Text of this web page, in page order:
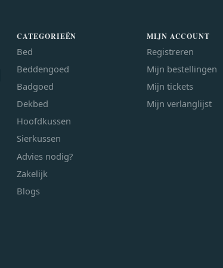
CATEGORIEËN
Bed
Beddengoed
Badgoed
Dekbed
Hoofdkussen
Sierkussen
Advies nodig?
Zakelijk
Blogs
MIJN ACCOUNT
Registreren
Mijn bestellingen
Mijn tickets
Mijn verlanglijst